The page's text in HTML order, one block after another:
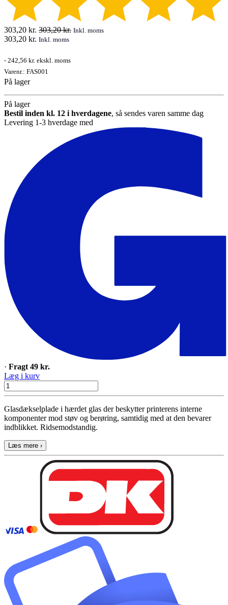
303,20 kr. 303,20kr. Inkl. moms
303,20 kr. Inkl. moms
- 242,56 kr. ekskl. moms
Varenr.: FAS001
På lager
På lager
Bestil inden kl. 12 i hverdagene, så sendes varen samme dag
Levering 1-3 hverdage med
· Fragt 49 kr.
Læg i kurv
Glasdækselplade i hærdet glas der beskytter printerens interne
komponenter mod støv og berøring, samtidig med at den bevarer
indblikket. Ridsemodstandig.
Læs mere ›